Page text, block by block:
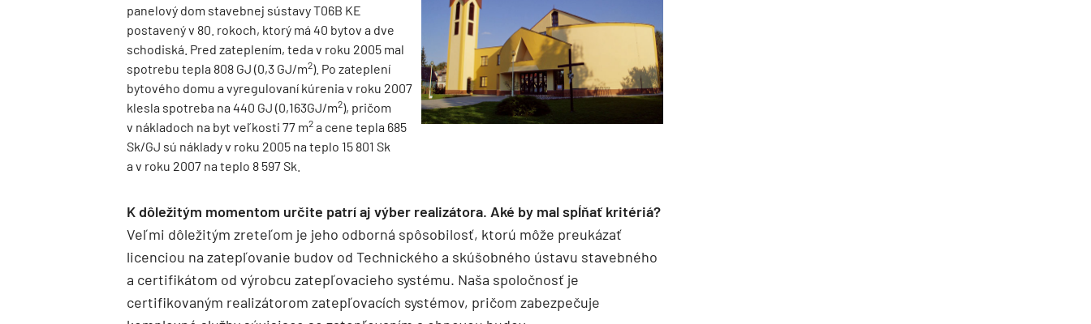
panelový dom stavebnej sústavy T06B KE
postavený v 80. rokoch, ktorý má 40 bytov a dve
schodiská. Pred zateplením, teda v roku 2005 mal
spotrebu tepla 808 GJ (0,3 GJ/m2). Po zateplení
bytového domu a vyregulovaní kúrenia v roku 2007
klesla spotreba na 440 GJ (0,163GJ/m2), pričom
v nákladoch na byt veľkosti 77 m2 a cene tepla 685
Sk/GJ sú náklady v roku 2005 na teplo 15 801 Sk
a v roku 2007 na teplo 8 597 Sk.
K dôležitým momentom určite patrí aj výber realizátora. Aké by mal spĺňať kritériá?
Veľmi dôležitým zreteľom je jeho odborná spôsobilosť, ktorú môže preukázať
licenciou na zatepľovanie budov od Technického a skúšobného ústavu stavebného
a certifikátom od výrobcu zatepľovacieho systému. Naša spoločnosť je
certifikovaným realizátorom zatepľovacích systémov, pričom zabezpečuje